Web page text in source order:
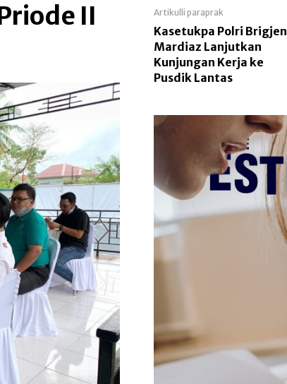
II
Artikulli paraprak
Kasetukpa Polri Brigjen
Mardiaz Lanjutkan
Kunjungan Kerja ke
Pusdik Lantas